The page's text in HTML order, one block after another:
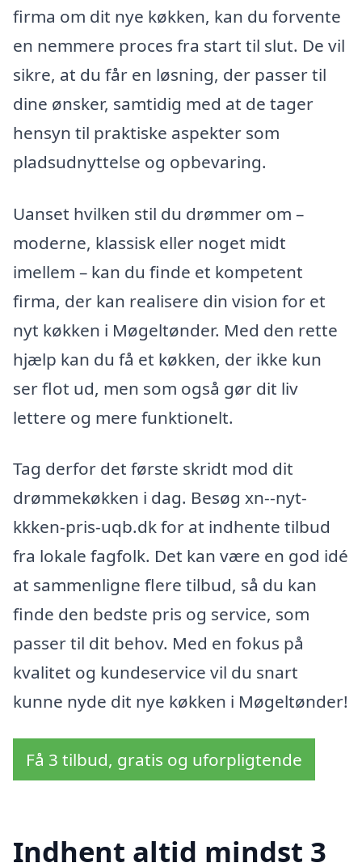
firma om dit nye køkken, kan du forvente
en nemmere proces fra start til slut. De vil
sikre, at du får en løsning, der passer til
dine ønsker, samtidig med at de tager
hensyn til praktiske aspekter som
pladsudnyttelse og opbevaring.
Uanset hvilken stil du drømmer om –
moderne, klassisk eller noget midt
imellem – kan du finde et kompetent
firma, der kan realisere din vision for et
nyt køkken i Møgeltønder. Med den rette
hjælp kan du få et køkken, der ikke kun
ser flot ud, men som også gør dit liv
lettere og mere funktionelt.
Tag derfor det første skridt mod dit
drømmekøkken i dag. Besøg xn--nyt-
kkken-pris-uqb.dk for at indhente tilbud
fra lokale fagfolk. Det kan være en god idé
at sammenligne flere tilbud, så du kan
finde den bedste pris og service, som
passer til dit behov. Med en fokus på
kvalitet og kundeservice vil du snart
kunne nyde dit nye køkken i Møgeltønder!
Få 3 tilbud, gratis og uforpligtende
Indhent altid mindst 3